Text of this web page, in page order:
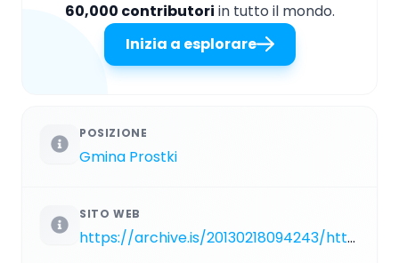
60,000 contributori in tutto il mondo.
Inizia a esplorare
POSIZIONE
Gmina Prostki
SITO WEB
https://archive.is/20130218094243/http://www.gok.prostki.info